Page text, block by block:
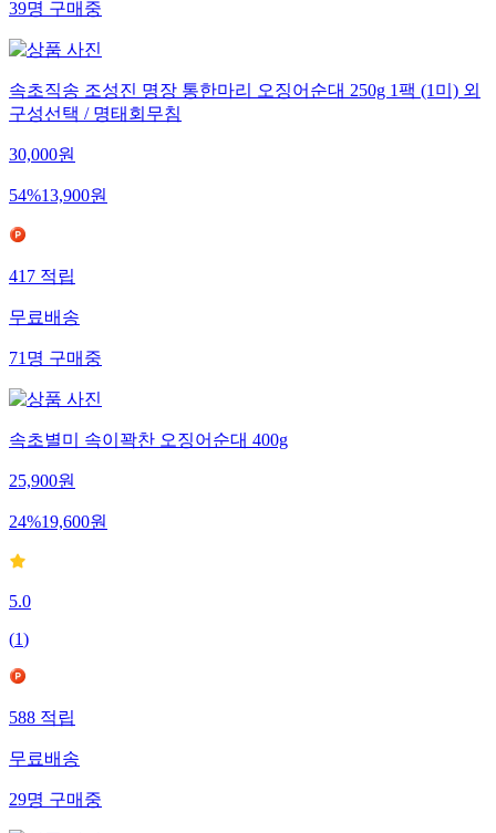
39명구매중
속초직송 조성진 명장 통한마리 오징어순대 250g 1팩 (1미) 외
구성선택 / 명태회무침
30,000원
54%13,900원
417적립
무료배송
71명구매중
속초별미 속이꽉찬 오징어순대 400g
25,900원
24%19,600원
5.0
(1)
588적립
무료배송
29명구매중